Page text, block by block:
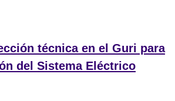
técnica en el Guri para
del Sistema Eléctrico